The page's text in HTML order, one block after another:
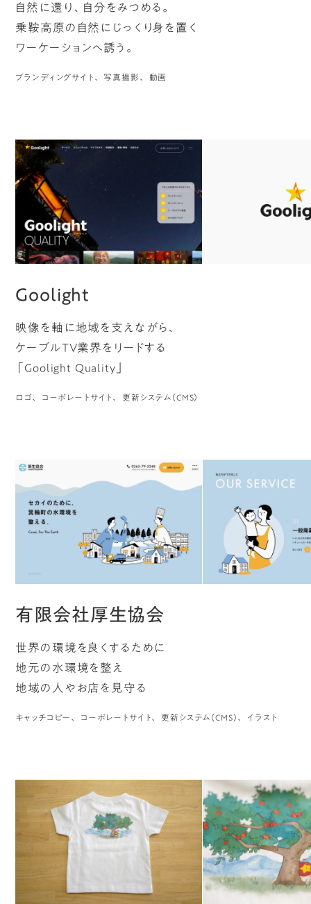
自然に還り、自分をみつめる。
乗鞍高原の自然にじっくり身を置く
ワーケーションへ誘う。
ブランディングサイト 写真撮影 動画
Goolight
映像を軸に地域を支えながら、
ケーブルTV業界をリードする
「Goolight Quality」
ロゴ コーポレートサイト 更新システム（CMS）
有限会社厚生協会
世界の環境を良くするために
地元の水環境を整え
地域の人やお店を見守る
キャッチコピー コーポレートサイト 更新システム（CMS） イラスト